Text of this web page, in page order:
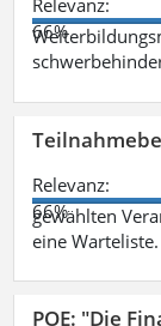
Relevanz:
66%
Relevanz:
66%
gewählten
eine
POE: "Die